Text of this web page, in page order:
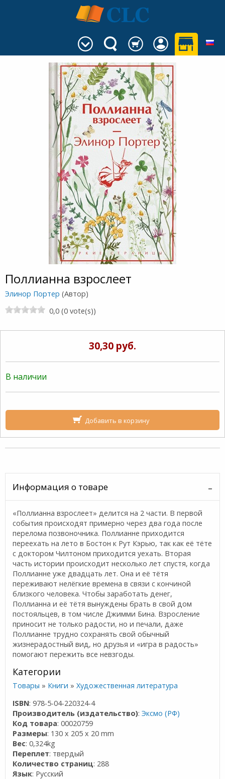
Поллианна взрослеет
Элинор Портер (Автор)
0,0 (0 vote(s))
30,30 руб.
В наличии
Добавить в корзину
Информация о товаре
«Поллианна взрослеет» делится на 2 части. В первой
события происходят примерно через два года после
перелома позвоночника. Поллианне приходится
переехать на лето в Бостон к Рут Кэрью, так как её тёте
с доктором Чилтоном приходится уехать. Вторая
часть истории происходит несколько лет спустя, когда
Поллианне уже двадцать лет. Она и её тётя
переживают нелёгкие времена в связи с кончиной
близкого человека. Чтобы заработать денег,
Поллианна и её тётя вынуждены брать в свой дом
постояльцев, в том числе Джимми Бина. Взросление
приносит не только радости, но и печали, даже
Поллианне трудно сохранять свой обычный
жизнерадостный вид, но друзья и «игра в радость»
помогают пережить все невзгоды.
Категории
Товары » Книги »Художественная литература
ISBN: 978-5-04-220324-4
Производитель (издательство):Эксмо (РФ)
Код товара: 00020759
Размеры: 130 x 205 x 20 mm
Вес: 0,324kg
Переплет: твердый
Количество страниц: 288
Язык: Русский